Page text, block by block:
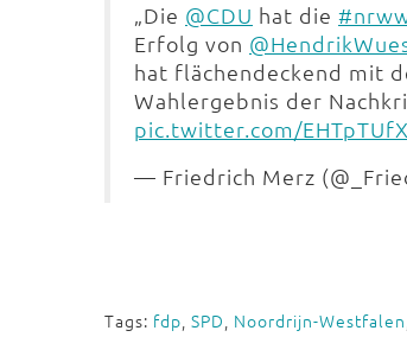
„Die @CDU hat die
Erfolg von
hat flächendeckend mit
Wahlergebnis der
pic.twitter.com/
— Friedrich Merz
Tags: fdp, SPD, Noordrijn-Westfalen